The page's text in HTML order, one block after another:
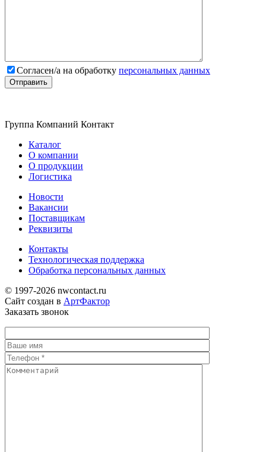
Cогласен/а на обработку персональных данных
Группа Компаний Контакт
Каталог
О компании
О продукции
Логистика
Новости
Вакансии
Поставщикам
Реквизиты
Контакты
Технологическая поддержка
Обработка персональных данных
© 1997-2026 nwcontact.ru
Сайт создан в АртФактор
Заказать звонок